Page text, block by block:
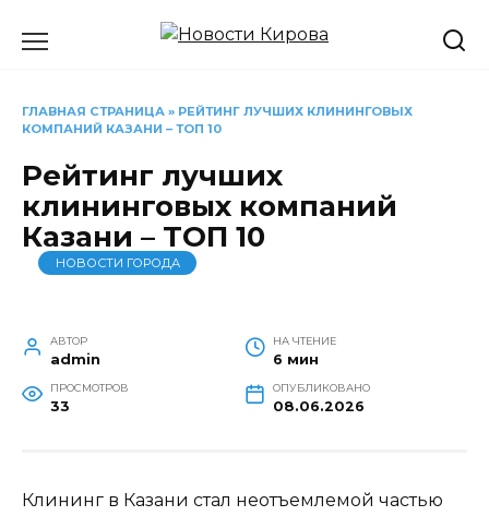
ГЛАВНАЯ СТРАНИЦА » РЕЙТИНГ ЛУЧШИХ КЛИНИНГОВЫХ
КОМПАНИЙ КАЗАНИ – ТОП 10
Рейтинг лучших
клининговых компаний
Казани – ТОП 10
НОВОСТИ ГОРОДА
АВТОР
admin
НА ЧТЕНИЕ
6 мин
ПРОСМОТРОВ
33
ОПУБЛИКОВАНО
08.06.2026
Клининг в Казани стал неотъемлемой частью